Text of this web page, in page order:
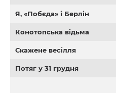
Я, «Побєда» і Берлін
Конотопська відьма
Скажене весілля
Потяг у 31 грудня